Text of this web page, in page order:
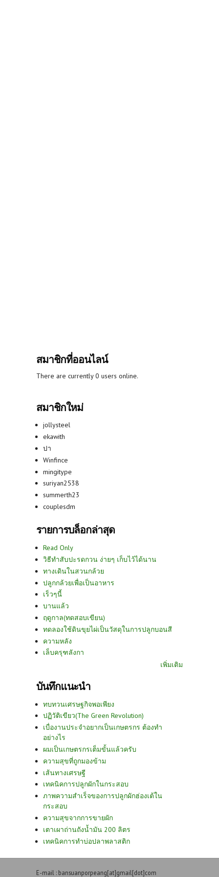
สมาชิกที่ออนไลน์
There are currently 0 users online.
สมาชิกใหม่
jollysteel
ekawith
ปา
Winfince
mingitype
suriyan2538
summerth23
couplesdm
รายการบล็อกล่าสุด
Read Only
วิธีทำสับปะรดกวน ง่ายๆ เก็บไว้ได้นาน
ทางเดินในสวนกล้วย
ปลูกกล้วยเพื่อเป็นอาหาร
เร็วๆนี้
บานแล้ว
ฤดูกาล(ทดสอบเขียน)
ทดลองใช้ดินขุยไผ่เป็นวัสดุในการปลูกบอนสี
ความหลัง
เล็บครุฑลังกา
เพิ่มเติม
บันทึกแนะนำ
ทบทวนเศรษฐกิจพอเพียง
ปฏิวัติเขียว(The Green Revolution)
เบื่องานประจำอยากเป็นเกษตรกร ต้องทำ
อย่างไร
ผมเป็นเกษตรกรเต็มขั้นแล้วครับ
ความสุขที่ถูกมองข้าม
เส้นทางเศรษฐี
เทคนิคการปลูกผักในกระสอบ
ภาพความสำเร็จของการปลูกผักฮ่องเต้ใน
กระสอบ
ความสุขจากการขายผัก
เตาเผาถ่านถังน้ำมัน 200 ลิตร
เทคนิคการทำบ่อปลาพลาสติก
E-mail : bansuanporpeang[at]gmail[dot]com